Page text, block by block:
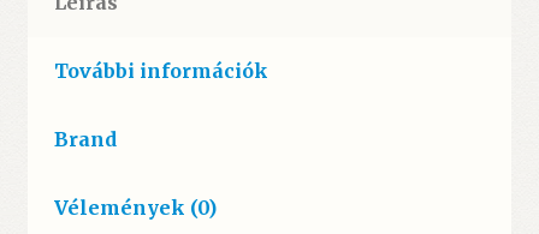
További információk
Brand
Vélemények (0)